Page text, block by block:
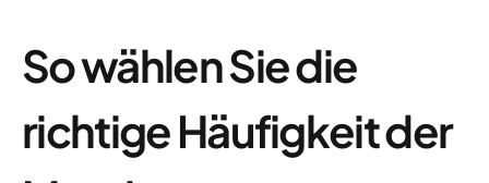
So wählen Sie die
richtige Häufigkeit der